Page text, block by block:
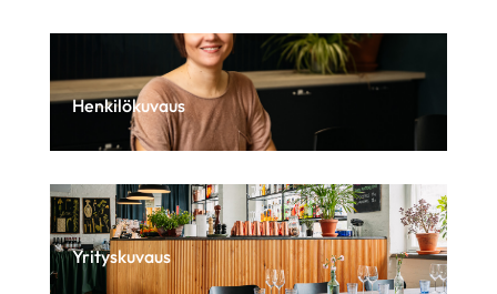
Henkilökuvaus
Yrityskuvaus